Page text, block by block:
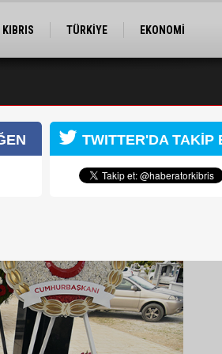
KIBRIS TÜRKİYE
EKONOMİ
3 kişi yaralandı
TWITTER'DA TAKİP